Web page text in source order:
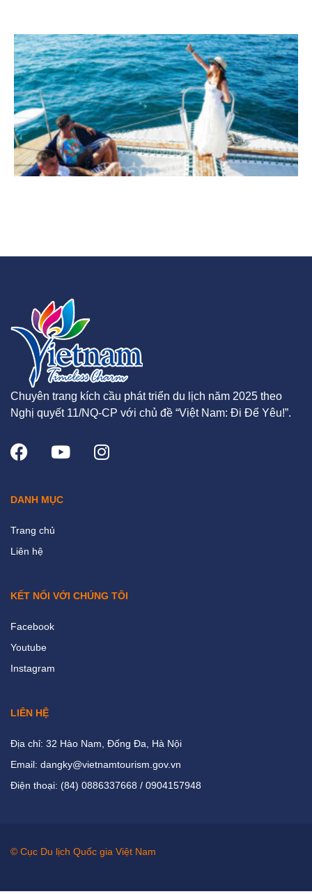
Chuyên trang kích cầu phát triển du lịch năm 2025 theo
Nghị quyết 11/NQ-CP với chủ đề “Việt Nam: Đi Để Yêu!”.
DANH MỤC
Trang chủ
Liên hệ
KẾT NỐI VỚI CHÚNG TÔI
Facebook
Youtube
Instagram
LIÊN HỆ
Địa chỉ: 32 Hào Nam, Đống Đa, Hà Nội
Email: dangky@vietnamtourism.gov.vn
Điện thoại: (84) 0886337668 / 0904157948
© Cục Du lịch Quốc gia Việt Nam